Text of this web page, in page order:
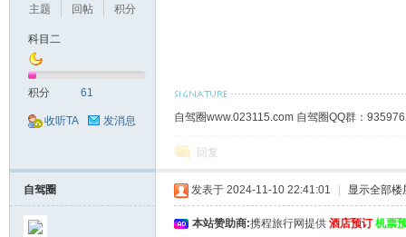
主题
回帖
积分
科目二
积分 61
收听TA 发消息 自驾圈www.023115.com 自驾圈QQ群：
回复
自驾圈 发表于 2024-11-10 22:41:01 显示全部楼
本站赞助商:携程旅行网提供 酒店预订 机票